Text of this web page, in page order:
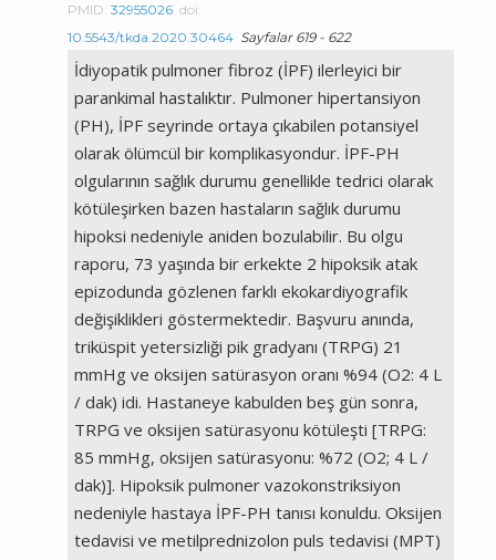
PMID:32955026 doi:
10.5543/tkda.2020.30464 Sayfalar 619 - 622
İdiyopatik pulmoner fibroz (İPF) ilerleyici bir
parankimal hastalıktır. Pulmoner hipertansiyon
(PH), İPF seyrinde ortaya çıkabilen potansiyel
olarak ölümcül bir komplikasyondur. İPF-PH
olgularının sağlık durumu genellikle tedrici olarak
kötüleşirken bazen hastaların sağlık durumu
hipoksi nedeniyle aniden bozulabilir. Bu olgu
raporu, 73 yaşında bir erkekte 2 hipoksik atak
epizodunda gözlenen farklı ekokardiyografik
değişiklikleri göstermektedir. Başvuru anında,
triküspit yetersizliği pik gradyanı (TRPG) 21
mmHg ve oksijen satürasyon oranı %94 (O2: 4 L
/ dak) idi. Hastaneye kabulden beş gün sonra,
TRPG ve oksijen satürasyonu kötüleşti [TRPG:
85 mmHg, oksijen satürasyonu: %72 (O2; 4 L /
dak)]. Hipoksik pulmoner vazokonstriksiyon
nedeniyle hastaya İPF-PH tanısı konuldu. Oksijen
tedavisi ve metilprednizolon puls tedavisi (MPT)